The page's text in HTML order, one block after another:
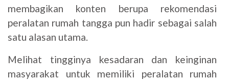
membagikan konten berupa rekomendasi
peralatan rumah tangga pun hadir sebagai salah
satu alasan utama.
Melihat tingginya kesadaran dan keinginan
masyarakat untuk memiliki peralatan rumah